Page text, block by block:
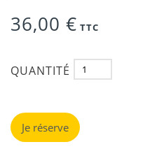
36,00 € TTC
QUANTITÉ
Je réserve